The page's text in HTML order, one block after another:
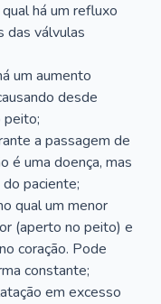
há um refluxo
das válvulas
um aumento
desde
a passagem de
é uma doença, mas
paciente;
qual um menor
(aperto no peito) e
coração. Pode
constante;
em excesso